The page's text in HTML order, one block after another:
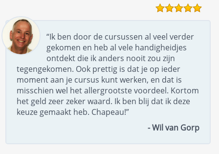
“Ik ben door de cursussen al veel verder
gekomen en heb al vele handigheidjes
ontdekt die ik anders nooit zou zijn
tegengekomen. Ook prettig is dat je op ieder
moment aan je cursus kunt werken, en dat is
misschien wel het allergrootste voordeel. Kortom
het geld zeer zeker waard. Ik ben blij dat ik deze
keuze gemaakt heb. Chapeau!”
- Wil van Gorp